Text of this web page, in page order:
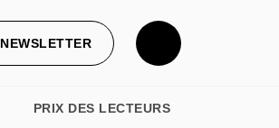
NEWSLETTER
PRIX DES LECTEURS